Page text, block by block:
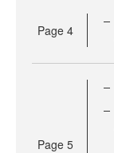
Page 4
Page 5